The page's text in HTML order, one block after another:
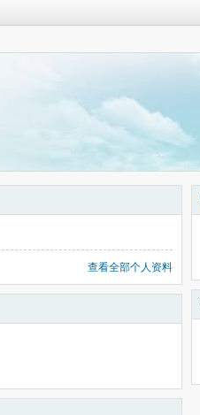
查看全部个人资料